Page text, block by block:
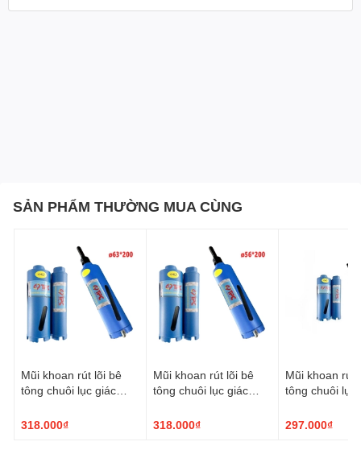
SẢN PHẨM THƯỜNG MUA CÙNG
Mũi khoan rút lõi bê
tông chuôi lục giác
318.000₫
Mũi khoan rút lõi bê
tông chuôi lục giác
318.000₫
Mũi khoan rút
tông chuôi lục
297.000₫